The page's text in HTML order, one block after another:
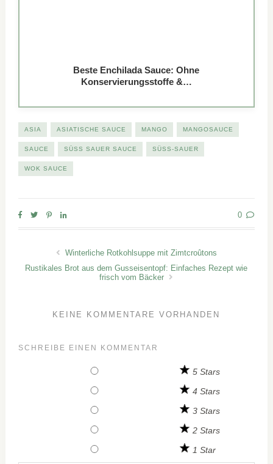
Beste Enchilada Sauce: Ohne
Konservierungsstoffe &…
ASIA ASIATISCHE SAUCE MANGO MANGOSAUCE
SAUCE SÜSS SAUER SAUCE SÜSS-SAUER
WOK SAUCE
0
Winterliche Rotkohlsuppe mit Zimtcroûtons
Rustikales Brot aus dem Gusseisentopf: Einfaches Rezept wie
frisch vom Bäcker
KEINE KOMMENTARE VORHANDEN
SCHREIBE EINEN KOMMENTAR
5 Stars
4 Stars
3 Stars
2 Stars
1 Star